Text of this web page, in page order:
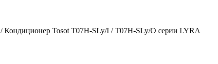
/ Кондиционер Tosot T07H-SLy/I / T07H-SLy/O серии LYRA